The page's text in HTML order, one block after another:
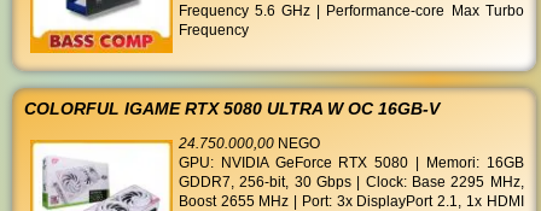
Frequency 5.6 GHz | Performance-core Max Turbo
Frequency
COLORFUL IGAME RTX 5080 ULTRA W OC 16GB-V
24.750.000,00 NEGO
GPU: NVIDIA GeForce RTX 5080 | Memori: 16GB
GDDR7, 256-bit, 30 Gbps | Clock: Base 2295 MHz,
Boost 2655 MHz | Port: 3x DisplayPort 2.1, 1x HDMI